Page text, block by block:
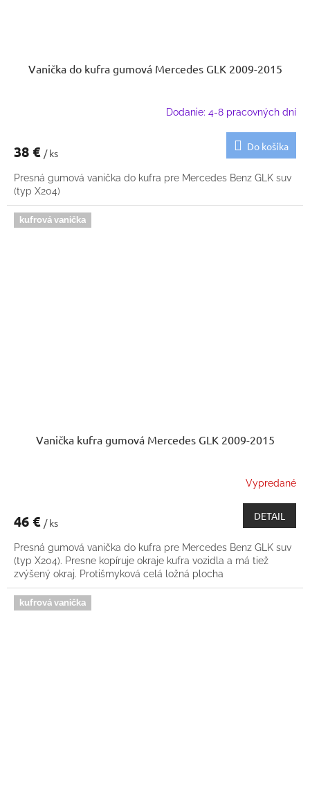
Vanička do kufra gumová Mercedes GLK 2009-2015
Dodanie: 4-8 pracovných dní
38 € / ks
Do košíka
Presná gumová vanička do kufra pre Mercedes Benz GLK suv
(typ X204)
kufrová vanička
Vanička kufra gumová Mercedes GLK 2009-2015
Vypredané
46 € / ks
DETAIL
Presná gumová vanička do kufra pre Mercedes Benz GLK suv
(typ X204). Presne kopíruje okraje kufra vozidla a má tiež
zvýšený okraj. Protišmyková celá ložná plocha
kufrová vanička